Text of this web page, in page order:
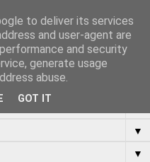
▼
▼
to deliver its services
and user-agent are
and security
generate usage
abuse.
GOT IT